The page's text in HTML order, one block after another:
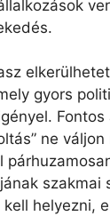
gyors
ne
szakmai
helyezni,